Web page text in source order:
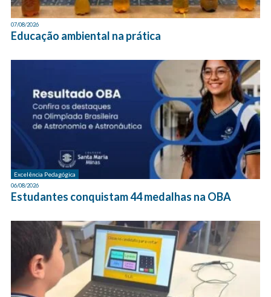
07/08/2026
Educação ambiental na prática
Excelência Pedagógica
06/08/2026
Estudantes conquistam 44 medalhas na OBA